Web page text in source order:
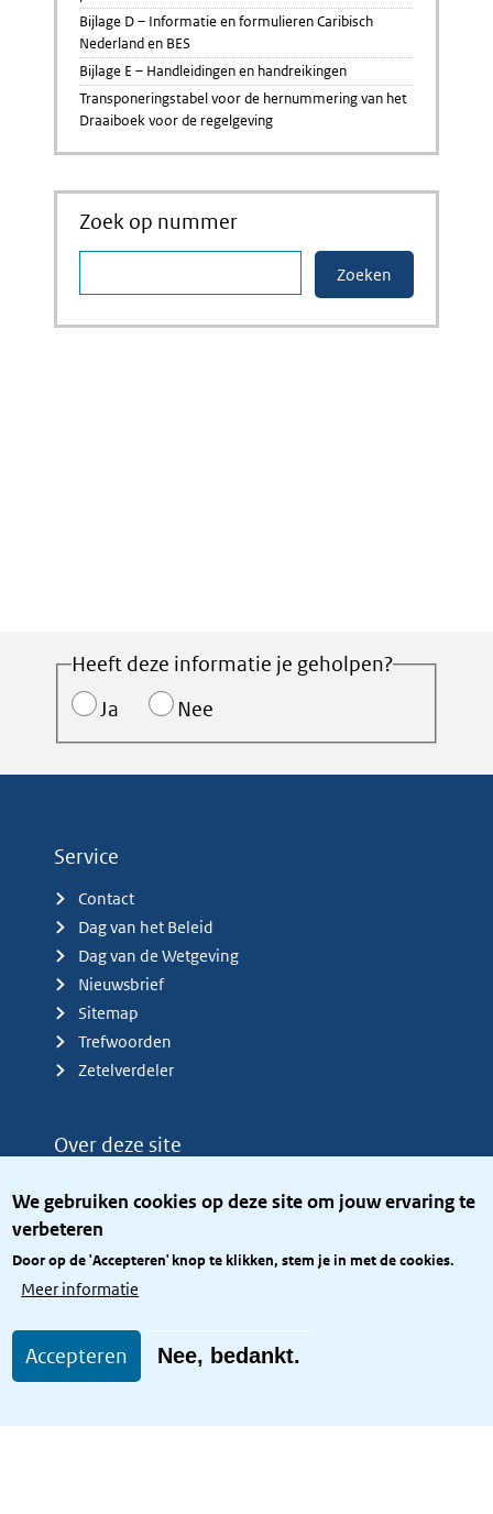
We gebruiken cookies op deze site om jouw ervaring te
verbeteren
Door op de 'Accepteren' knop te klikken, stem je in met de cookies.
Meer informatie
Accepteren Nee, bedankt.
Bijlage D – Informatie en formulieren Caribisch
Nederland en BES
Bijlage E – Handleidingen en handreikingen
Transponeringstabel voor de hernummering van het
Draaiboek voor de regelgeving
Zoek op nummer
Heeft deze informatie je geholpen?
Ja
Nee
Service
Contact
Dag van het Beleid
Dag van de Wetgeving
Nieuwsbrief
Sitemap
Trefwoorden
Zetelverdeler
Over deze site
Privacy
Toegang site openbaar
Toegankelijkheid